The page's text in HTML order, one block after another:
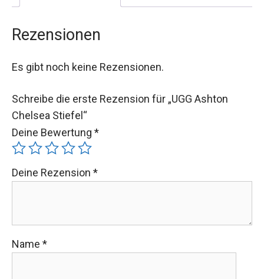
Rezensionen
Es gibt noch keine Rezensionen.
Schreibe die erste Rezension für „UGG Ashton
Chelsea Stiefel“
Deine Bewertung *
Deine Rezension *
Name *